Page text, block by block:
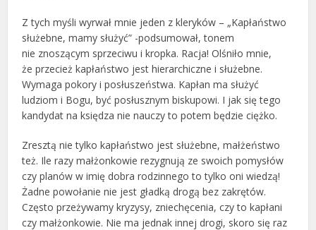
Z tych myśli wyrwał mnie jeden z kleryków – „Kapłaństwo
służebne, mamy służyć” -podsumował, tonem
nie znoszącym sprzeciwu i kropka. Racja! Olśniło mnie,
że przecież kapłaństwo jest hierarchiczne i służebne.
Wymaga pokory i posłuszeństwa. Kapłan ma służyć
ludziom i Bogu, być posłusznym biskupowi. I jak się tego
kandydat na księdza nie nauczy to potem będzie ciężko.
Zresztą nie tylko kapłaństwo jest służebne, małżeństwo
też. Ile razy małżonkowie rezygnują ze swoich pomysłów
czy planów w imię dobra rodzinnego to tylko oni wiedzą!
Żadne powołanie nie jest gładką drogą bez zakrętów.
Często przeżywamy kryzysy, zniechęcenia, czy to kapłani
czy małżonkowie. Nie ma jednak innej drogi, skoro się raz